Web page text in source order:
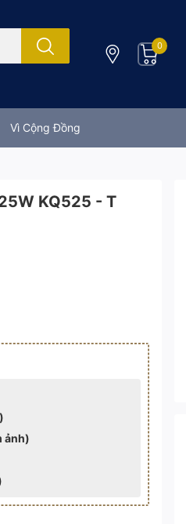
0
Vì Cộng Đồng
KQ525 - T
ảnh)